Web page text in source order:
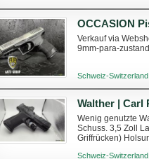
Verkauf via
9mm-para-
Schweiz-
Wenig genutzte
Schuss. 3,5 Zoll
Griffrücken)
Schweiz-